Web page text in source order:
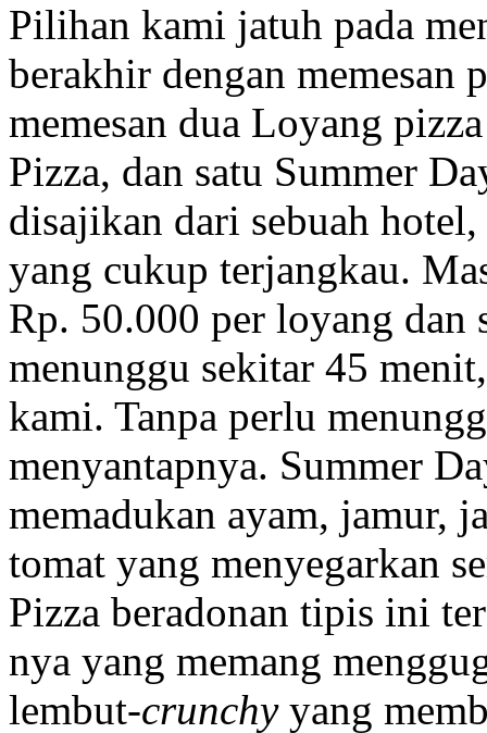
Pilihan kami jatuh pada
berakhir dengan memesan
memesan dua Loyang
Pizza, dan satu Summer
disajikan dari sebuah
yang cukup terjangkau.
Rp. 50.000 per loyang dan
menunggu sekitar 45
kami. Tanpa perlu
menyantapnya. Summer
memadukan ayam, jamur,
tomat yang menyegarkan
Pizza beradonan tipis ini
nya yang memang
lembut-crunchyyang